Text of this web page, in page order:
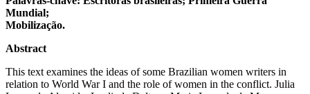
Mundial;
Mobilização.
Abstract
This text examines the ideas of some Brazilian women writers in
relation to World War I and the role of women in the conflict. Julia